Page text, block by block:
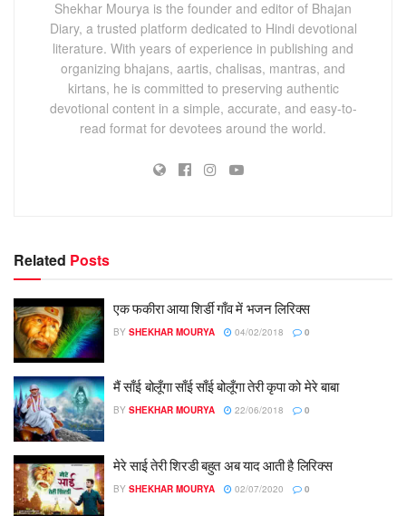
Shekhar Mourya is the founder and editor of Bhajan
Diary, a trusted platform dedicated to Hindi devotional
literature. With years of experience in publishing and
organizing bhajans, aartis, chalisas, mantras, and
kirtans, he is committed to preserving authentic
devotional content in a simple, accurate, and easy-to-
read format for devotees around the world.
Related Posts
एक फकीरा आया शिर्डी गाँव में भजन लिरिक्स
BY SHEKHAR MOURYA 04/02/2018 0
मैं साँई बोलूँगा साँई साँई बोलूँगा तेरी कृपा को मेरे बाबा
BY SHEKHAR MOURYA 22/06/2018 0
मेरे साई तेरी शिरडी बहुत अब याद आती है लिरिक्स
BY SHEKHAR MOURYA 02/07/2020 0